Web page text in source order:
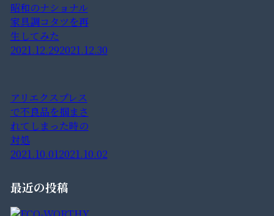
昭和のナショナル
家具調コタツを再
生してみた
2021.12.292021.12.30
アリエクスプレス
で不良品を掴まさ
れてしまった時の
対処
2021.10.012021.10.02
最近の投稿